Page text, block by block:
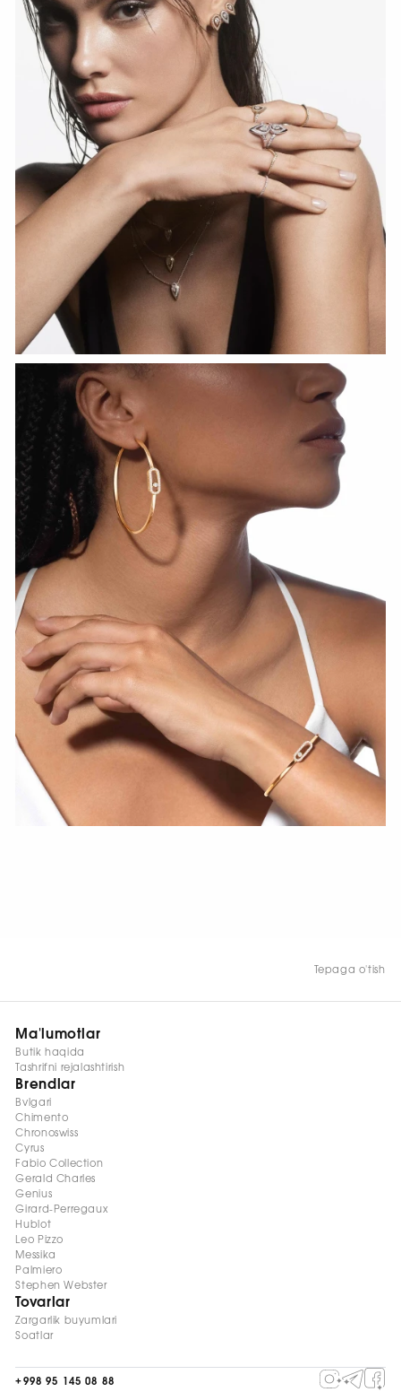
HOZIR KO‘RISH
Tepaga o'tish
Ma'lumotlar
Butik haqida
Tashrifni rejalashtirish
Brendlar
Bvlgari
Chimento
Chronoswiss
Cyrus
Fabio Collection
Gerald Charles
Genius
Girard-Perregaux
Hublot
Leo Pizzo
Messika
Palmiero
Stephen Webster
Tovarlar
Zargarlik buyumlari
Soatlar
+998 95 145 08 88